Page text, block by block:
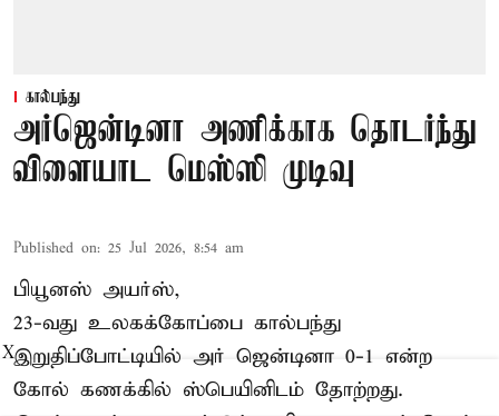
கால்பந்து
அர்ஜென்டினா அணிக்காக தொடர்ந்து
விளையாட மெஸ்ஸி முடிவு
Published on: 25 Jul 2026, 8:54 am
பியூனஸ் அயர்ஸ்,
23-வது உலகக்கோப்பை கால்பந்து
இறுதிப்போட்டியில் அர் ஜென்டினா 0-1 என்ற
கோல் கணக்கில் ஸ்பெயினிடம் தோற்றது.
X